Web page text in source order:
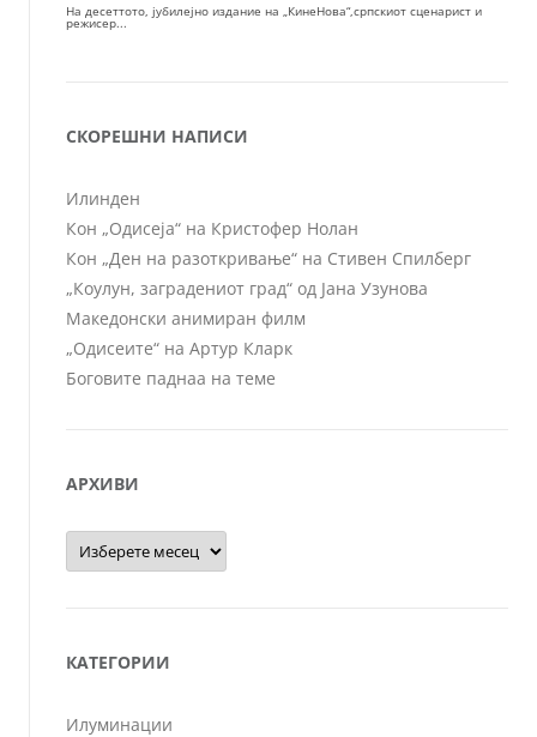
СКОРЕШНИ НАПИСИ
Илинден
Кон „Одисеја“ на Кристофер Нолан
Кон „Ден на разоткривање“ на Стивен Спилберг
„Коулун, заградениот град“ од Јана Узунова
Македонски анимиран филм
„Одисеите“ на Артур Кларк
Боговите паднаа на теме
АРХИВИ
Архиви
КАТЕГОРИИ
Илуминации